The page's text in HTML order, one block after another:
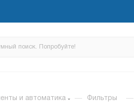
и автоматика — Фильтры —